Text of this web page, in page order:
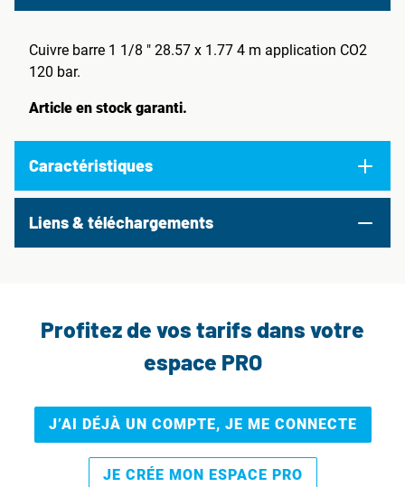
Cuivre barre 1 1/8 " 28.57 x 1.77 4 m application CO2
120 bar.
Article en stock garanti.
Caractéristiques
Liens & téléchargements
Profitez de vos tarifs dans votre
espace PRO
J’AI DÉJÀ UN COMPTE, JE ME CONNECTE
JE CRÉE MON ESPACE PRO